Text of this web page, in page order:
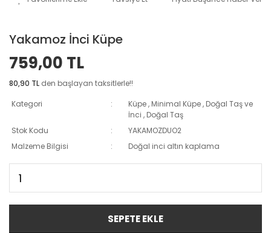
Yakamoz İnci Küpe
759,00 TL
80,90 TL den başlayan taksitlerle!!
Kategori
Küpe, Minimal Küpe, Doğal Taş ve
İnci , Doğal Taş
Stok Kodu
YAKAMOZDUO2
Malzeme Bilgisi
Doğal inci altın kaplama
SEPETE EKLE